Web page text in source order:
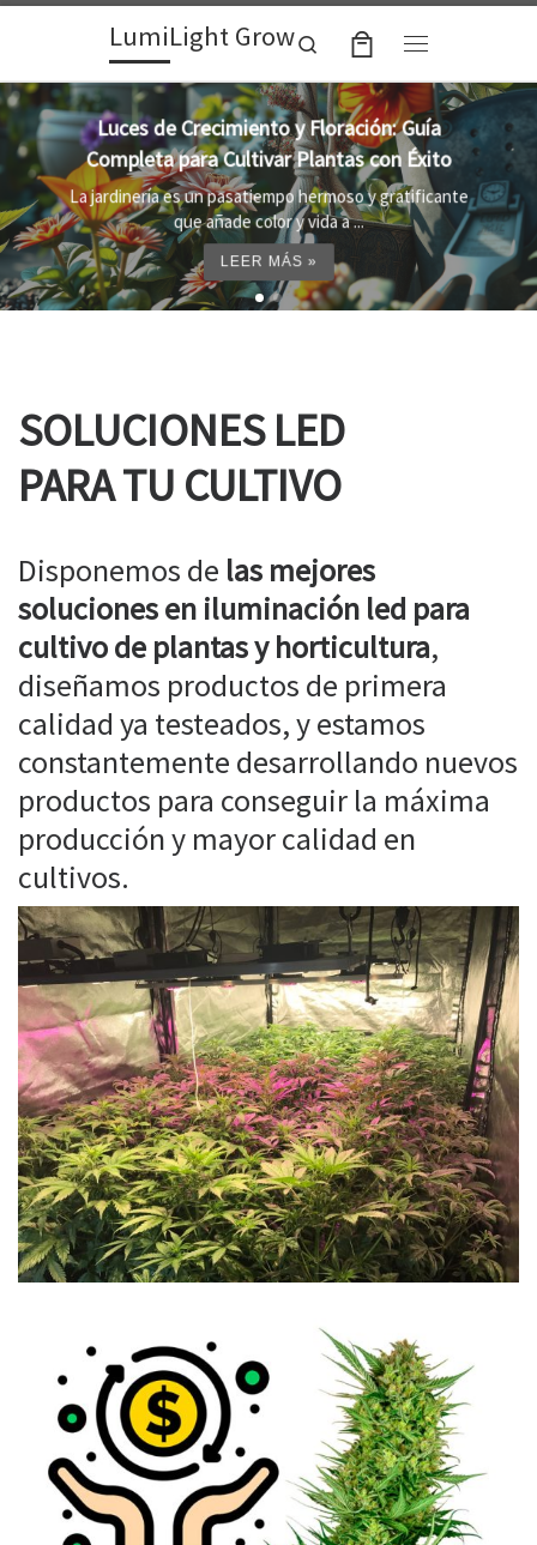
Skip to contentLumiLight Grow
Search
Lámparas para indoor: la clave para un
crecimiento óptimo de tus plantas
Al cultivar plantas en el interior, es importante
proporcionar el entorno adecuado ...
LEER MÁS »
SOLUCIONES LED
PARA TU CULTIVO
Disponemos de las mejores
soluciones en iluminación led para
cultivo de plantas y horticultura,
diseñamos productos de primera
calidad ya testeados, y estamos
constantemente desarrollando nuevos
productos para conseguir la máxima
producción y mayor calidad en
cultivos.